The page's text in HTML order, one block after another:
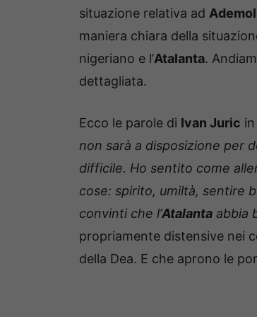
situazione relativa ad
maniera chiara della
nigeriano e l’Atalanta.
dettagliata.
Ecco le parole di Ivan Juric
non sarà a disposizione per
difficile. Ho sentito come
cose: spirito, umiltà, sentire
convinti che l’Atalanta abbia
propriamente distensive nei
della Dea. E che aprono le